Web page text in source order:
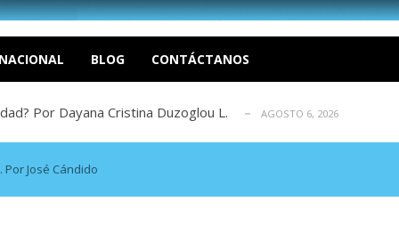
BLOG CONTÁCTANOS
de derechos humanos en el Minister... AGOSTO 6, 2026
un mercado impulsado por el auge de... AGOSTO 6, 2026
La Guaira que hasta ahora no había ...
Por Dayana Cristina Duzoglou L.
apagones y promesas incumplidas... AGOSTO 6, 2026
de derechos humanos en el Minister... AGOSTO 6, 2026
un mercado impulsado por el auge de...
en La Guaira que hasta ahora no había ... AGOSTO 6, 2026
Por José Cándido